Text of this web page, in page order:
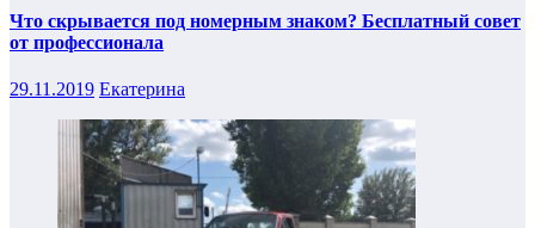
Что скрывается под номерным знаком? Бесплатный совет
от профессионала
29.11.2019 Екатерина